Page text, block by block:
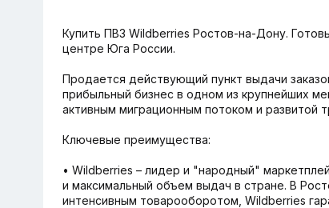
Купить ПВЗ Wildberries Ростов-на-Дону.
центре Юга России.
Продается действующий пункт выдачи
прибыльный бизнес в одном из крупнейших
активным миграционным потоком и развитой
Ключевые преимущества:
• Wildberries – лидер и "народный"
и максимальный объем выдач в стране. В
интенсивным товарооборотом, Wildberries